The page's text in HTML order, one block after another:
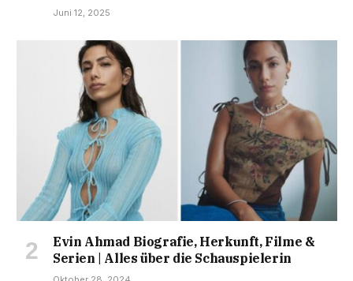
Juni 12, 2025
Evin Ahmad Biografie, Herkunft, Filme &
Serien | Alles über die Schauspielerin